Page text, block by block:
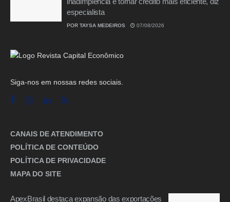
especialista
POR TAYSA MEDEIROS 07/08/2026
Siga-nos em nossas redes sociais.
CANAIS DE ATENDIMENTO
POLÍTICA DE CONTEÚDO
POLÍTICA DE PRIVACIDADE
MAPA DO SITE
ApexBrasil destaca expansão das exportações